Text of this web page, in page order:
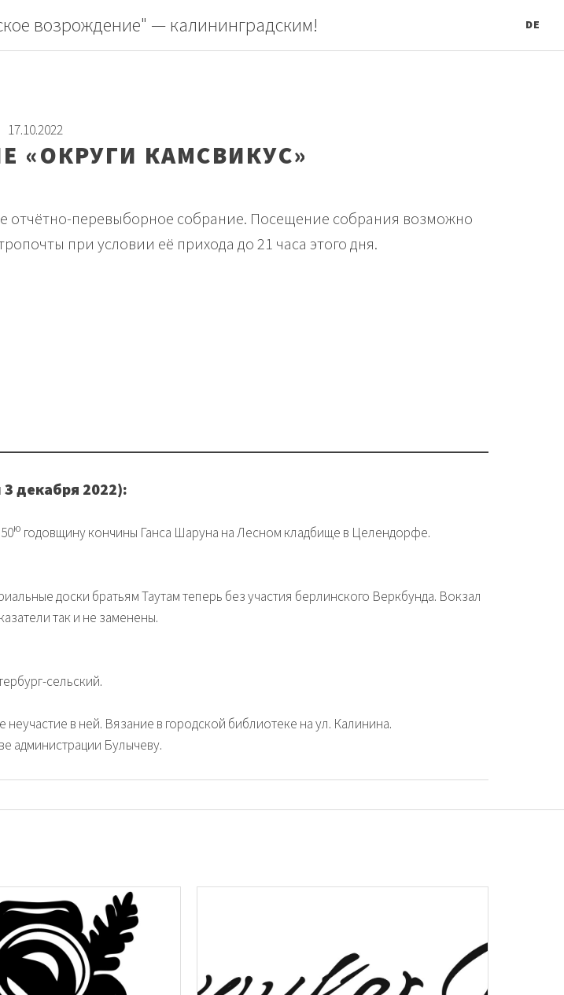
возрождение" — калининградским! DE
17.10.2022
«ОКРУГИ КАМСВИКУС»
отчётно-перевыборное собрание. Посещение собрания возможно
при условии её прихода до 21 часа этого дня.
декабря 2022):
ю годовщину кончины Ганса Шаруна на Лесном кладбище в Целендорфе.
доски братьям Таутам теперь без участия берлинского Веркбунда. Вокзал
так и не заменены.
сельский.
в ней. Вязание в городской библиотеке на ул. Калинина.
администрации Булычеву.